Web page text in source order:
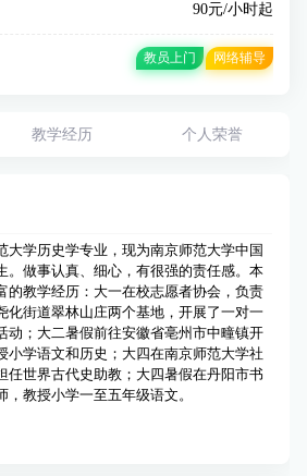
90元/小时起
教员上门 网络辅导
教学经历 个人荣誉
大学历史学专业，现为南京师范大学中国
。做事认真、细心，有很强的责任感。本
的教学经历：大一在校志愿者协会，负责
化街道翠林山庄两个基地，开展了一对一
动；大二暑假前往安徽省亳州市中疃镇开
小学语文和历史；大四在南京师范大学社
任世界古代史助教；大四暑假在丹阳市书
，教授小学一至五年级语文。